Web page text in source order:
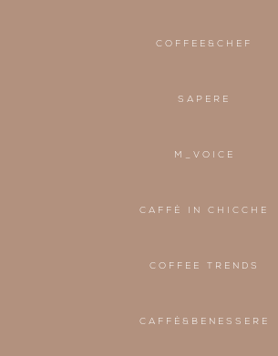
COFFEE&CHEF
SAPERE
M_VOICE
CAFFÈ IN CHICCHE
COFFEE TRENDS
CAFFÈ&BENESSERE